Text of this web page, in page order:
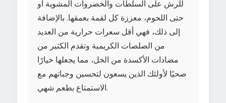
للرش على السلطات والخضروات المشوية أو
حتى اللحوم، معززة كل لقمة بعمقها. بالإضافة
إلى ذلك، فهي أقل سعرات حرارية من العديد
من الصلصات الكريمية وتقدم الكثير من
مضادات الأكسدة من الخل، مما يجعلها خيارًا
صحيًا لأولئك الذين يسعون لتحسين وجباتهم مع
الاستمتاع بطعم شهي.